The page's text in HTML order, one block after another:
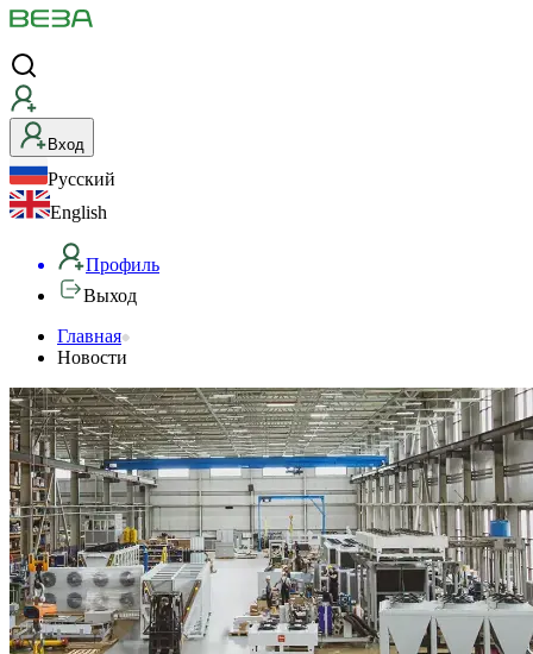
Вход
Русский
English
Профиль
Выход
Главная
Новости